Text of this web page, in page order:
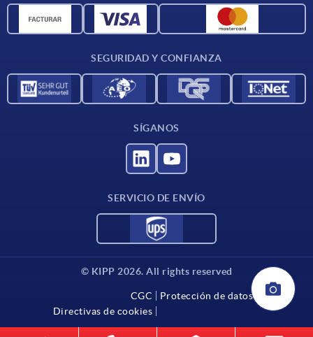
Materiales
SEGURIDAD Y CONFIANZA
SÍGANOS
SERVICIO DE ENVÍO
© KIPP 2026. All rights reserved
CGC
Protección de datos
Directivas de cookies